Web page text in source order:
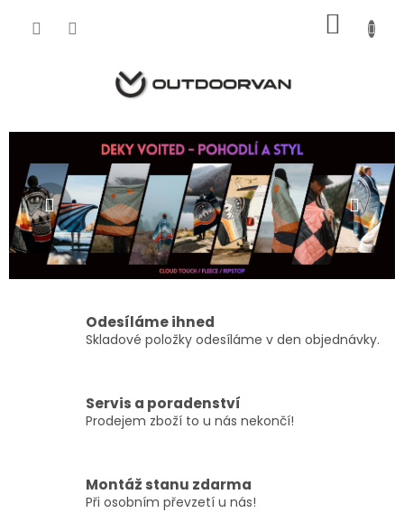
Předchozí
Odesíláme ihned
Skladové položky odesíláme v den objednávky.
Servis a poradenství
Prodejem zboží to u nás nekončí!
Montáž stanu zdarma
Při osobním převzetí u nás!